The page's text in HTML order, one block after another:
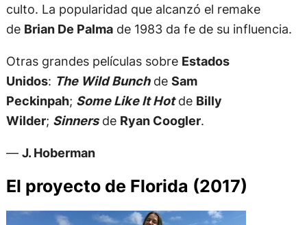
culto. La popularidad que alcanzó el remake
de Brian De Palmade 1983 da fe de su influencia.
Otras grandes películas sobre Estados
Unidos: The Wild Bunchde Sam
Peckinpah; Some Like It Hotde Billy
Wilder; Sinnersde Ryan Coogler.
— J. Hoberman
El proyecto de Florida (2017)